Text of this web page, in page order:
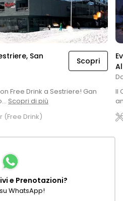
Scopri
San
Free Drink a Sestriere! Gan
Scopri di più
(Free Drink)
Il
e Prenotazioni?
WhatsApp!